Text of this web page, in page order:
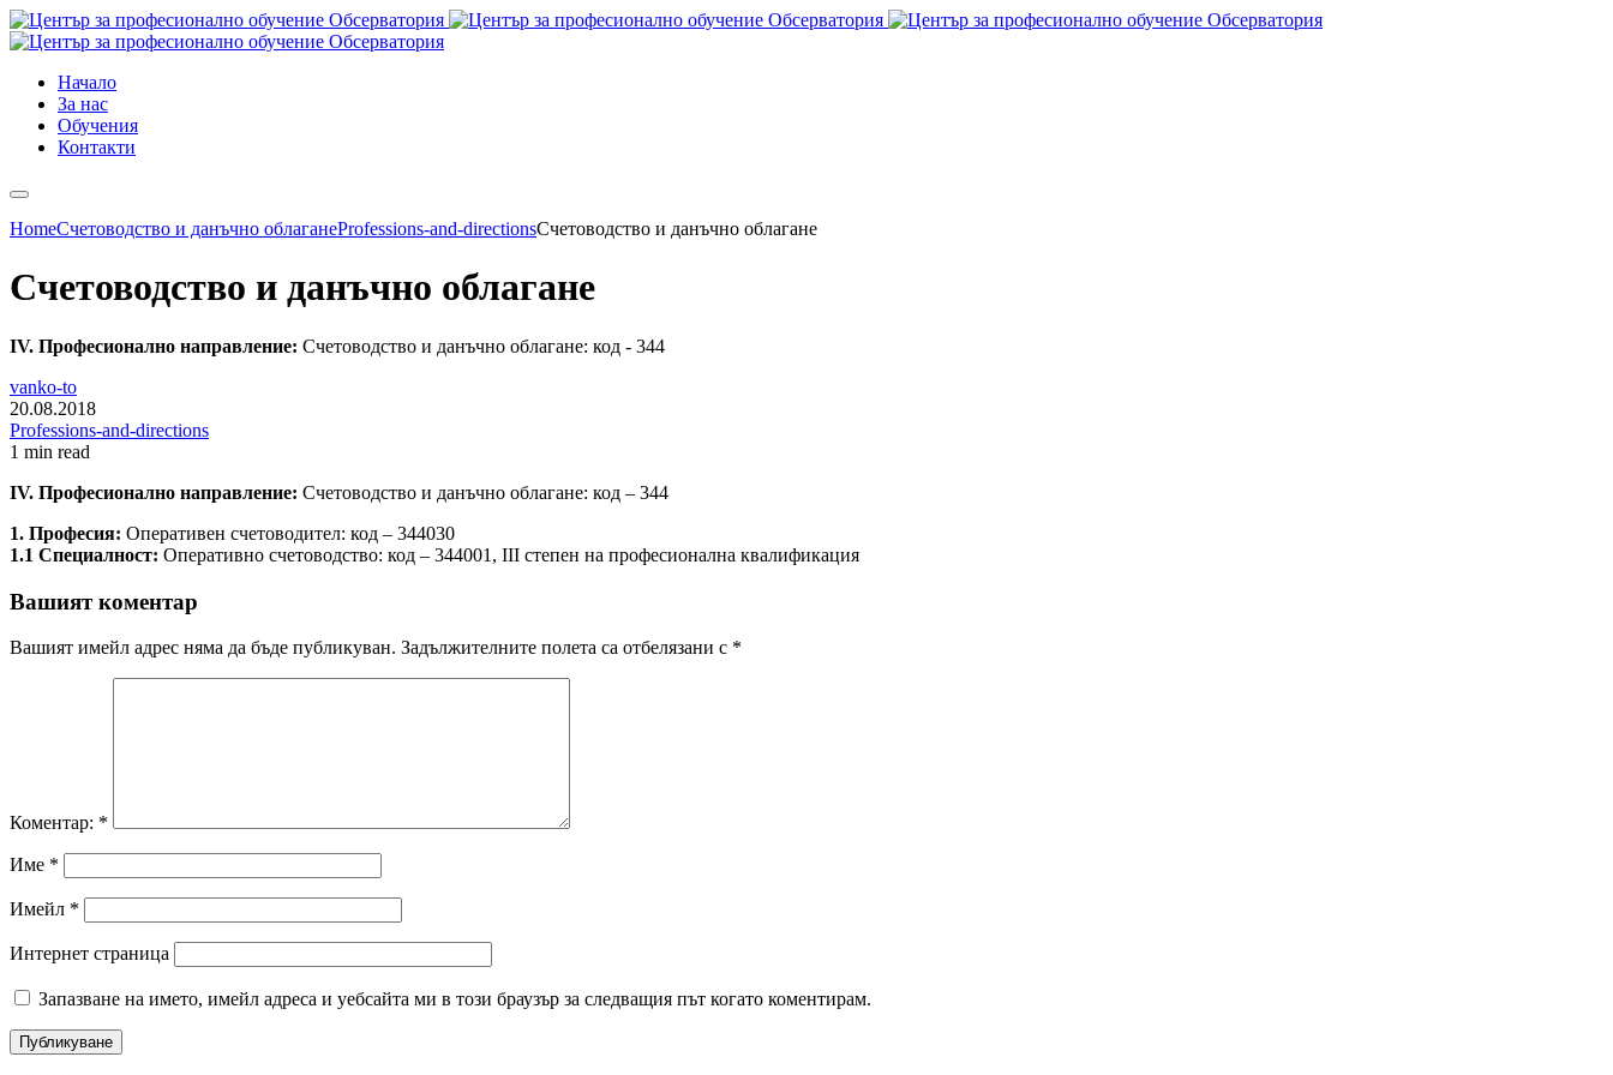
Начало
За нас
Обучения
Контакти
HomeСчетоводство и данъчно облаганеProfessions-and-directionsСчетоводство и данъчно облагане
Счетоводство и данъчно облагане
IV. Професионално направление: Счетоводство и данъчно облагане: код - 344
vanko-to
20.08.2018
Professions-and-directions
1 min read
IV. Професионално направление: Счетоводство и данъчно облагане: код – 344
1. Професия: Оперативен счетоводител: код – 344030
1.1 Специалност: Оперативно счетоводство: код – 344001, III степен на професионална квалификация
Вашият коментар
Вашият имейл адрес няма да бъде публикуван. Задължителните полета са отбелязани с *
Коментар: *
Име *
Имейл *
Интернет страница
Запазване на името, имейл адреса и уебсайта ми в този браузър за следващия път когато коментирам.